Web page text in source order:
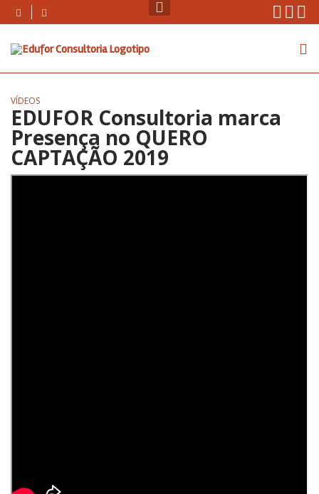
Skip
to
content
VÍDEOS
EDUFOR Consultoria marca
Presença no QUERO
CAPTAÇÃO 2019